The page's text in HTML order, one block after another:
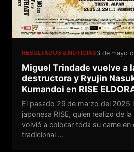
RESULTADOS & NOTICIAS3 de mayo
Miguel Trindade vuelve a
destructora y Ryujin
Kumandoi en RISE
El pasado 29 de marzo del 2025
japonesa RISE, quien realizó de
volvió a colocar toda su carne en
tradicional ...